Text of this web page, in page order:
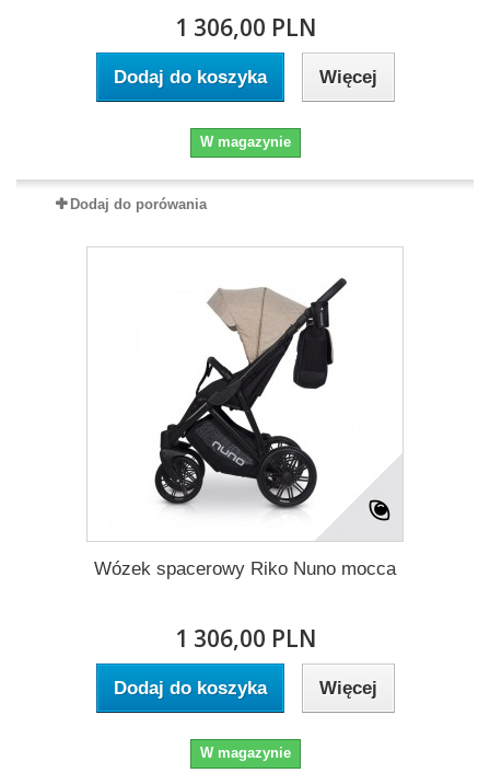
1 306,00 PLN
Dodaj do koszyka Więcej
W magazynie
Dodaj do porówania
Wózek spacerowy Riko Nuno mocca
1 306,00 PLN
Dodaj do koszyka Więcej
W magazynie